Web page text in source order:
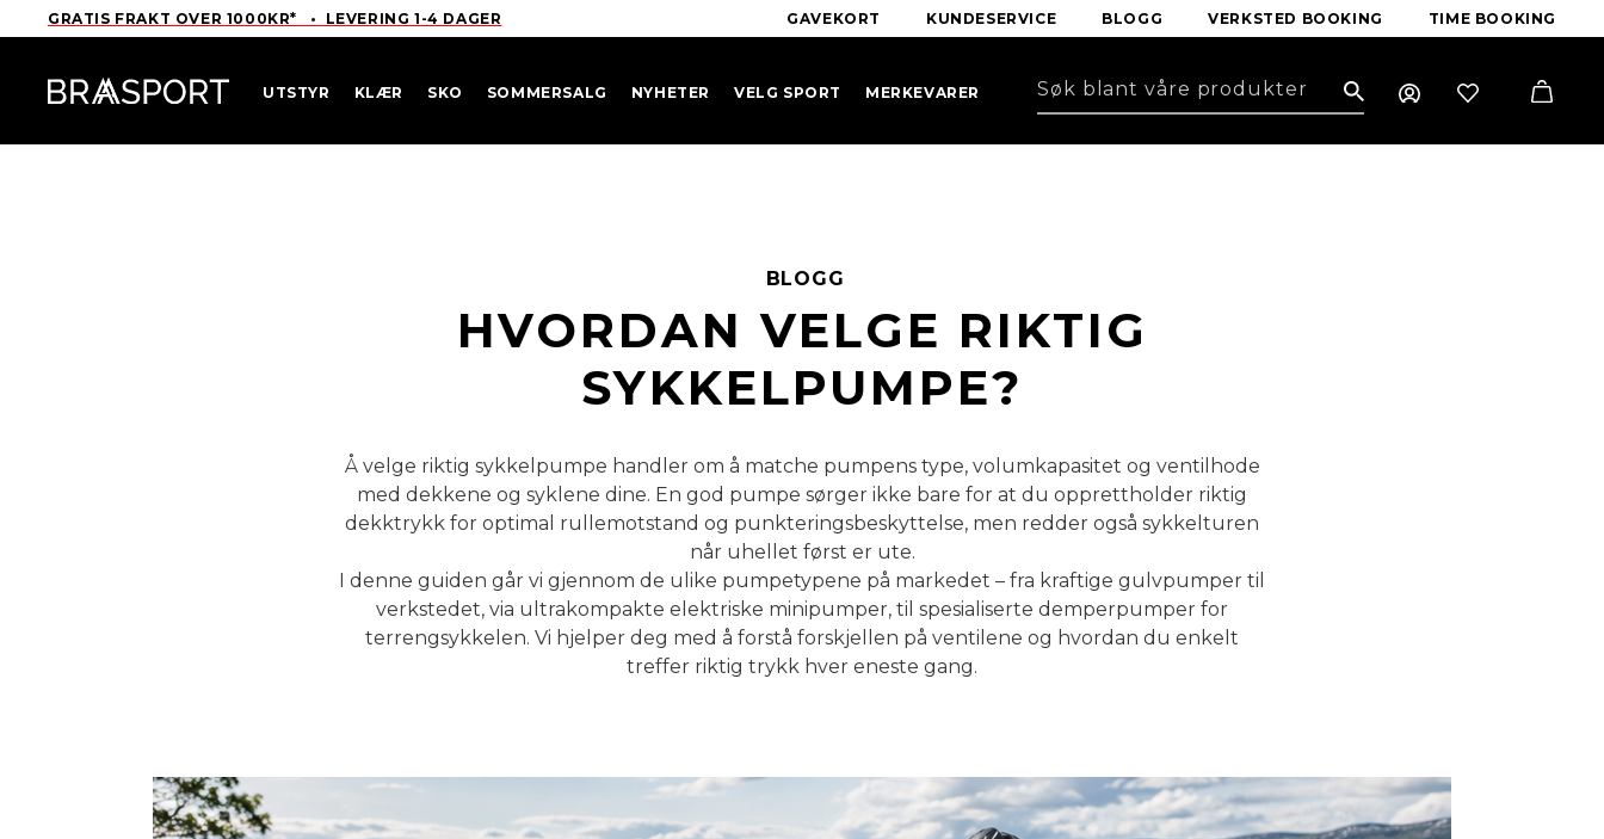
GRATIS FRAKT OVER 1000KR* • LEVERING 1-4 DAGER GAVEKORT KUNDESERVICE BLOGG VERKSTED BOOKING TIME BOOKING
UTSTYR KLÆR SKO SOMMERSALG NYHETER VELG SPORT MERKEVARER Search
BLOGG
HVORDAN VELGE RIKTIG
SYKKELPUMPE?
Å velge riktig sykkelpumpe handler om å matche pumpens type, volumkapasitet og ventilhode
med dekkene og syklene dine. En god pumpe sørger ikke bare for at du opprettholder riktig
dekktrykk for optimal rullemotstand og punkteringsbeskyttelse, men redder også sykkelturen
når uhellet først er ute.
I denne guiden går vi gjennom de ulike pumpetypene på markedet – fra kraftige gulvpumper til
verkstedet, via ultrakompakte elektriske minipumper, til spesialiserte demperpumper for
terrengsykkelen. Vi hjelper deg med å forstå forskjellen på ventilene og hvordan du enkelt
treffer riktig trykk hver eneste gang.